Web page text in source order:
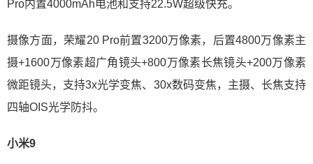
Pro内置4000mAh电池和支持22.5W超级快充。
摄像方面，荣耀20 Pro前置3200万像素，后置4800万像素主
摄+1600万像素超广角镜头+800万像素长焦镜头+200万像素
微距镜头，支持3x光学变焦、30x数码变焦，主摄、长焦支持
四轴OIS光学防抖。
小米9